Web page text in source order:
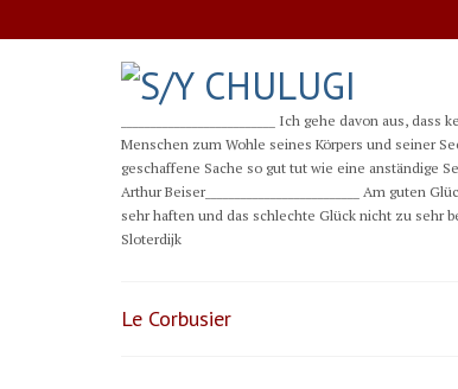
__________________________ Ich gehe davon aus, dass
Menschen zum Wohle seines Körpers und seiner
geschaffene Sache so gut tut wie eine anständige
Arthur Beiser__________________________ Am guten
sehr haften und das schlechte Glück nicht zu sehr
Sloterdijk
Le Corbusier